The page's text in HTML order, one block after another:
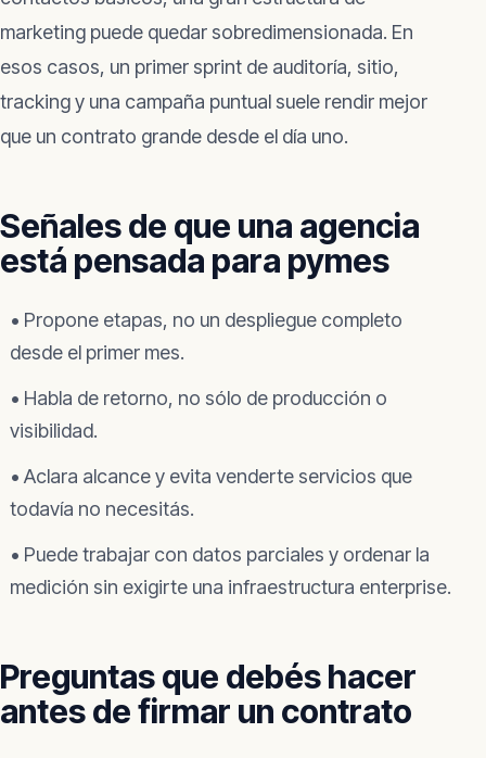
marketing puede quedar sobredimensionada. En
esos casos, un primer sprint de auditoría, sitio,
tracking y una campaña puntual suele rendir mejor
que un contrato grande desde el día uno.
Señales de que una agencia
está pensada para pymes
• Propone etapas, no un despliegue completo
desde el primer mes.
• Habla de retorno, no sólo de producción o
visibilidad.
• Aclara alcance y evita venderte servicios que
todavía no necesitás.
• Puede trabajar con datos parciales y ordenar la
medición sin exigirte una infraestructura enterprise.
Preguntas que debés hacer
antes de firmar un contrato